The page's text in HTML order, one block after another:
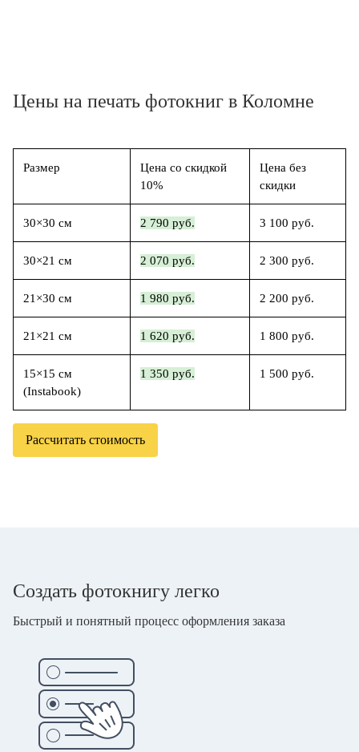
Цены на печать фотокниг в Коломне
Размер
Цена со скидкой
10%
Цена без
скидки
30×30 см 2 790 руб. 3 100 руб.
30×21 см 2 070 руб. 2 300 руб.
21×30 см 1 980 руб. 2 200 руб.
21×21 см 1 620 руб. 1 800 руб.
15×15 см
(Instabook)
1 350 руб. 1 500 руб.
Рассчитать стоимость
Создать фотокнигу легко
Быстрый и понятный процесс оформления заказа